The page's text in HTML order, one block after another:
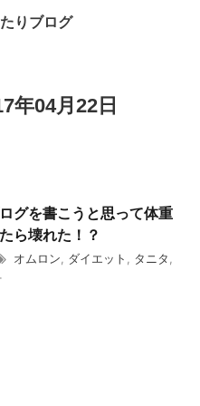
りブログ
年04月22日
グを書こうと思って体重
ら壊れた！？
オムロン ダイエット タニタ